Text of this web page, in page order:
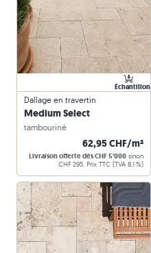
Dallage en travertin
Medium Select
tambouriné
62,95 CHF/m²
Livraison offerte dès CHF 5'000 sinon
CHF 295. Prix TTC (TVA 8,1 %)
Échantillon